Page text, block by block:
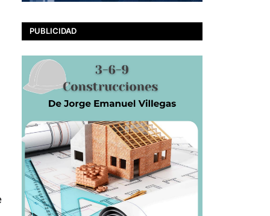
PUBLICIDAD